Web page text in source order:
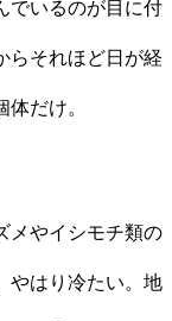
でいるのが目に付
らそれほど日が経
だけ。
メやイシモチ類の
やはり冷たい。地